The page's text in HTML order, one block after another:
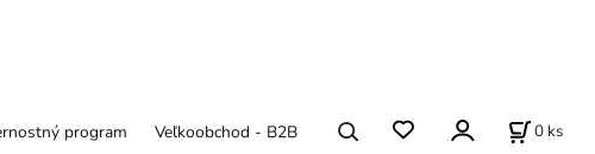
program Veľkoobchod - B2B 0 ks